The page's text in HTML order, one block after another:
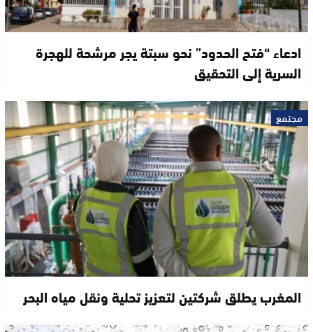
ادعاء “فتح الحدود” نحو سبتة يجر مرشحة للهجرة
السرية إلى التحقيق
مجتمع
المغرب يطلق شركتين لتعزيز تحلية ونقل مياه البحر